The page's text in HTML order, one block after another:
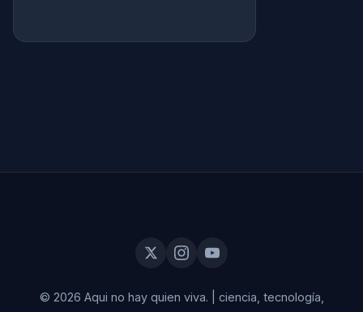
© 2026 Aqui no hay quien viva.
ciencia, tecnología,